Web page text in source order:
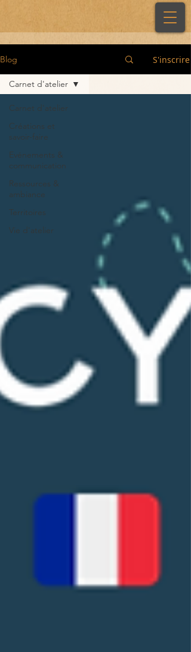
Blog S'inscrire
Carnet d'atelier
Créations et
savoir-faire
Evénements &
communication
Ressources &
ambiance
Territoires
Vie d'atelier
Carnet d'atelier